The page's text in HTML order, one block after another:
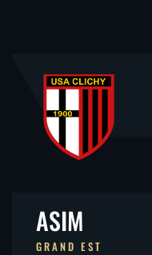
ASIM
GRAND EST